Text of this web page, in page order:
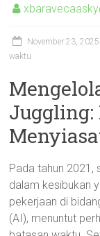
November 23, 2025
waktu
Juggling:
Pada tahun 2021,
dalam kesibukan
pekerjaan di
(AI), menuntut